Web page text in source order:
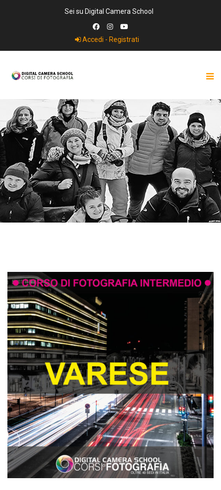
Sei su Digital Camera School
Accedi - Registrati